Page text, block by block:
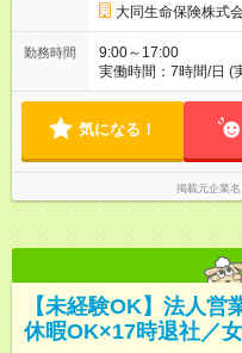
す。大同生命保険株式
勤務時間
9:00～17:00
実働時間：7時間/日 (
まるため、夜遅くま
施。勤務時間は10：
気になる！
掲載元企業名
【未経験OK】法人
休暇OK×17時退社／